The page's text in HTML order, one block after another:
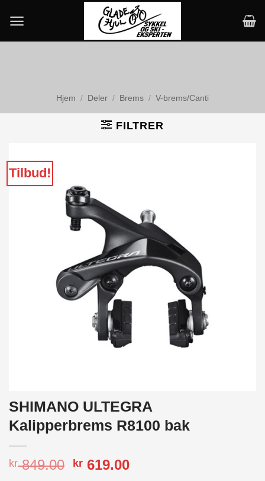
content
Hjem / Deler / Brems / V-brems/Canti
FILTRER
Tilbud!
SHIMANO ULTEGRA
Kalipperbrems R8100 bak
kr849.00 Opprinnelig
kr 619.00Nåværende